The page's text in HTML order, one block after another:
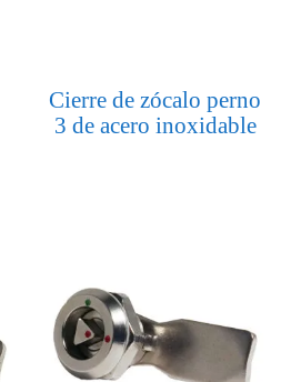
Cierre de zócalo perno
3 de acero inoxidable